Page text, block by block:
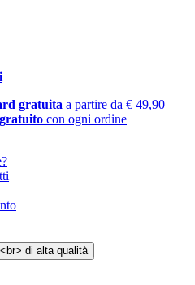
gratuita a partire da € 49,90
con ogni ordine